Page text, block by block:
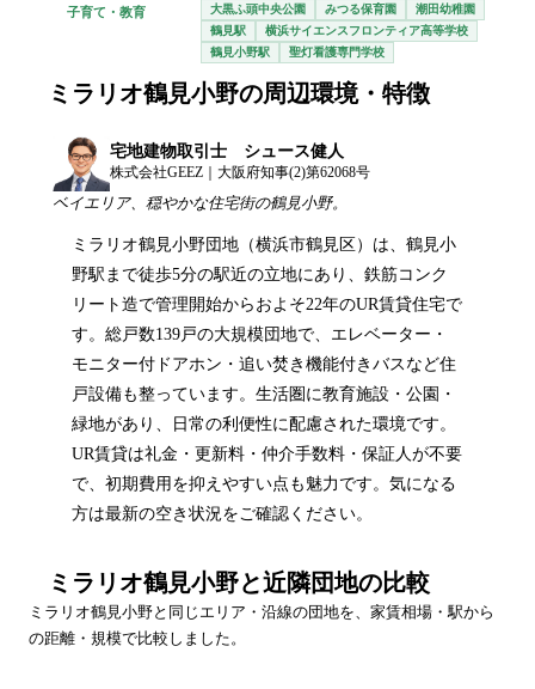
子育て・教育
大黒ふ頭中央公園
みつる保育園
潮田幼稚園
鶴見駅
横浜サイエンスフロンティア高等学校
鶴見小野駅
聖灯看護専門学校
ミラリオ鶴見小野の周辺環境・特徴
宅地建物取引士 シュース健人
株式会社GEEZ｜大阪府知事(2)第62068号
ベイエリア、穏やかな住宅街の鶴見小野。
ミラリオ鶴見小野団地（横浜市鶴見区）は、鶴見小
野駅まで徒歩5分の駅近の立地にあり、鉄筋コンク
リート造で管理開始からおよそ22年のUR賃貸住宅で
す。総戸数139戸の大規模団地で、エレベーター・
モニター付ドアホン・追い焚き機能付きバスなど住
戸設備も整っています。生活圏に教育施設・公園・
緑地があり、日常の利便性に配慮された環境です。
UR賃貸は礼金・更新料・仲介手数料・保証人が不要
で、初期費用を抑えやすい点も魅力です。気になる
方は最新の空き状況をご確認ください。
ミラリオ鶴見小野と近隣団地の比較
ミラリオ鶴見小野と同じエリア・沿線の団地を、家賃相場・駅から
の距離・規模で比較しました。